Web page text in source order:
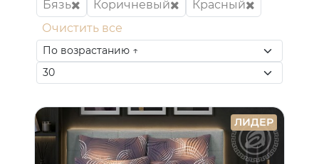
Бязь Коричневый
Красный
Очистить все
ЛИДЕР